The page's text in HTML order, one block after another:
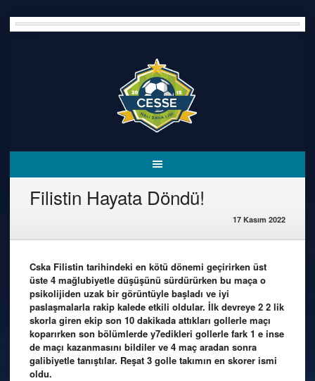
Skip
to
Filistin Hayata Döndü!
17 Kasım 2022
Cska Filistin tarihindeki en kötü dönemi geçirirken üst
üste 4 mağlubiyetle düşüşünü sürdürürken bu maça o
psikolijiden uzak bir görüntüyle başladı ve iyi
paslaşmalarla rakip kalede etkili oldular. İlk devreye 2 2 lik
skorla giren ekip son 10 dakikada attıkları gollerle maçı
koparırken son bölümlerde y7edikleri gollerle fark 1 e inse
de maçı kazanmasını bildiler ve 4 maç aradan sonra
galibiyetle tanıştılar. Reşat 3 golle takımın en skorer ismi
oldu.